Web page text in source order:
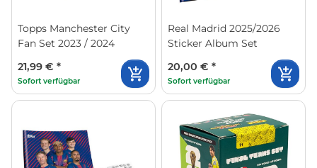
Topps Manchester City
Fan Set 2023 / 2024
21,99 € *
Sofort verfügbar
Real Madrid 2025/2026
Sticker Album Set
20,00 € *
Sofort verfügbar